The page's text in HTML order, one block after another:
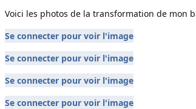
Voici les photos de la transformation de mon
Se connecter pour voir l'image
Se connecter pour voir l'image
Se connecter pour voir l'image
Se connecter pour voir l'image